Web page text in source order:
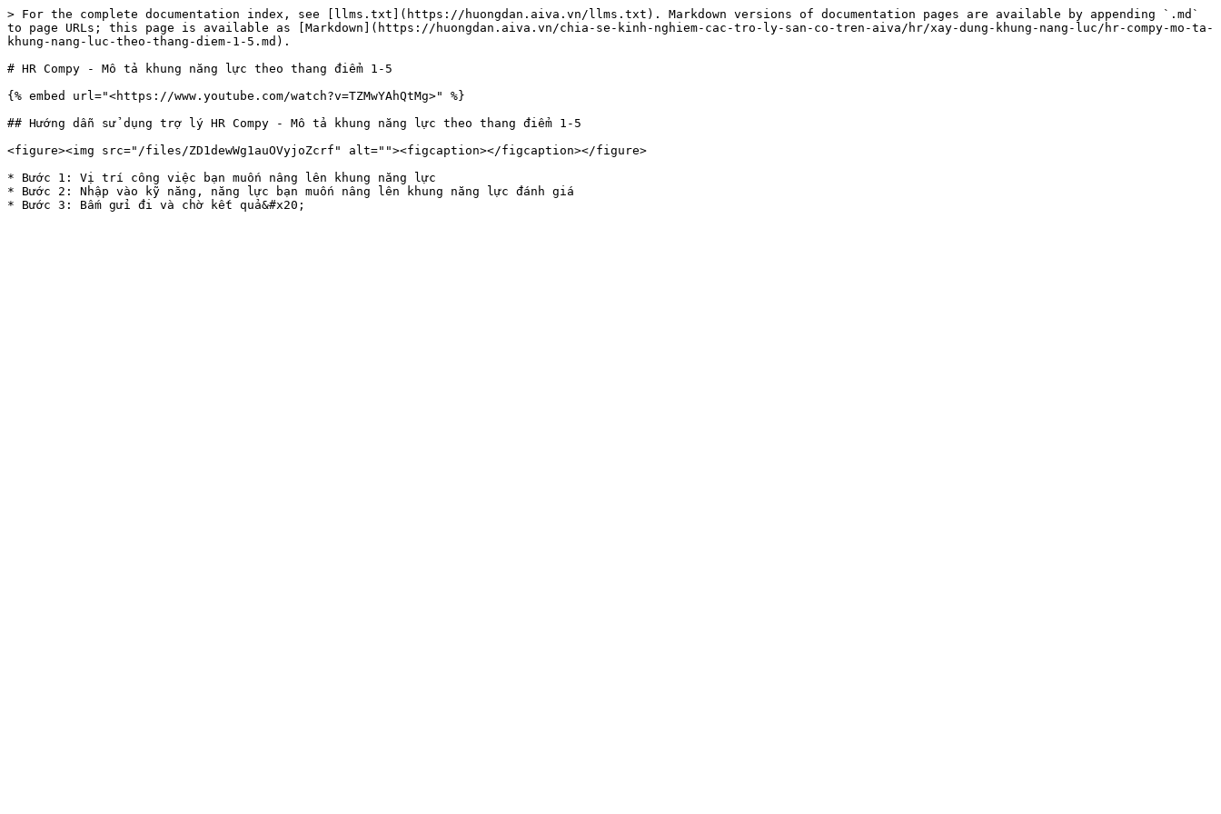
> For the complete documentation index, see [llms.txt](https://huongdan.aiva.vn/llms.txt). Markdown versions of documentation pages are available by appending `.md`
to page URLs; this page is available as [Markdown](https://huongdan.aiva.vn/chia-se-kinh-nghiem-cac-tro-ly-san-co-tren-aiva/hr/xay-dung-khung-nang-luc/hr-compy-mo-ta-
khung-nang-luc-theo-thang-diem-1-5.md).
# HR Compy - Mô tả khung năng lực theo thang điểm 1-5
{% embed url="<https://www.youtube.com/watch?v=TZMwYAhQtMg>" %}
## Hướng dẫn sử dụng trợ lý HR Compy - Mô tả khung năng lực theo thang điểm 1-5
<figure><img src="/files/ZD1dewWg1auOVyjoZcrf" alt=""><figcaption></figcaption></figure>
* Bước 1: Vị trí công việc bạn muốn nâng lên khung năng lực
* Bước 2: Nhập vào kỹ năng, năng lực bạn muốn nâng lên khung năng lực đánh giá